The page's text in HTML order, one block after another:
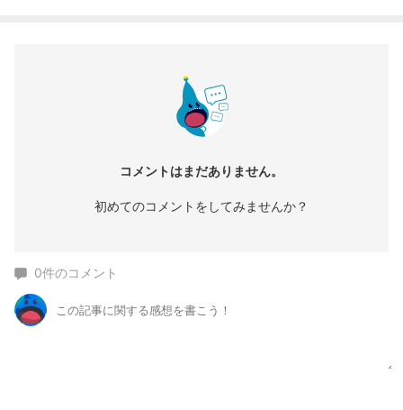
コメントはまだありません。
初めてのコメントをしてみませんか？
0件のコメント